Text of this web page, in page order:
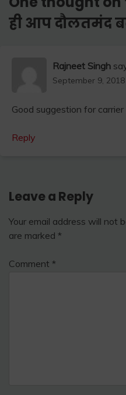
ही आप दौलतमंद
Rajneet Singh
September 9,
Good suggestion for
Reply
Leave a Reply
Your email address will not
are marked *
Comment *